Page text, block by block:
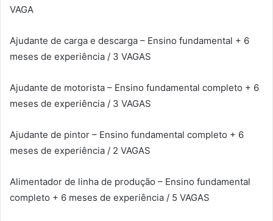
VAGA
Ajudante de carga e descarga – Ensino fundamental + 6
meses de experiência / 3 VAGAS
Ajudante de motorista – Ensino fundamental completo + 6
meses de experiência / 3 VAGAS
Ajudante de pintor – Ensino fundamental completo + 6
meses de experiência / 2 VAGAS
Alimentador de linha de produção – Ensino fundamental
completo + 6 meses de experiência / 5 VAGAS